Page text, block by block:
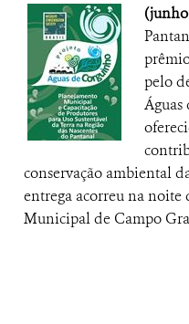
(junho
pelo
conservação ambiental
entrega acorreu na noite
Municipal de Campo